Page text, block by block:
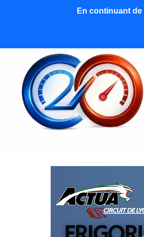
En continuant de